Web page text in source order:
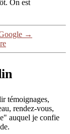
On est
→
témoignages,
rendez-vous,
auquel je confie